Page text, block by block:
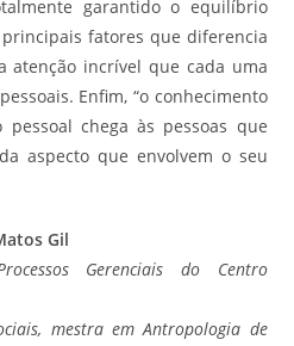
garantido o equilíbrio
fatores que diferencia
atenção incrível que cada uma
Enfim, “o conhecimento
chega às pessoas que
aspecto que envolvem o seu
Gil
Gerenciais do Centro
mestra em Antropologia de